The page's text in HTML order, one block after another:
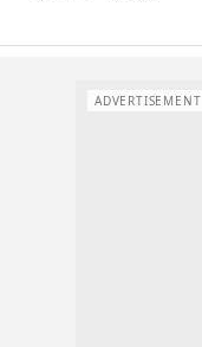
ADVERTISEMENT